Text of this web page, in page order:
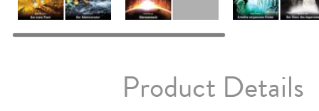
Product Details